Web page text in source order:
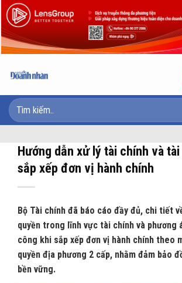
Skip
to
content
Hướng dẫn xử lý tài chính và
sắp xếp đơn vị hành chính
Bộ Tài chính đã báo cáo đầy đủ, chi tiết
quyền trong lĩnh vực tài chính và phương
công khi sắp xếp đơn vị hành chính theo
quyền địa phương 2 cấp, nhằm đảm bảo
bền vững.